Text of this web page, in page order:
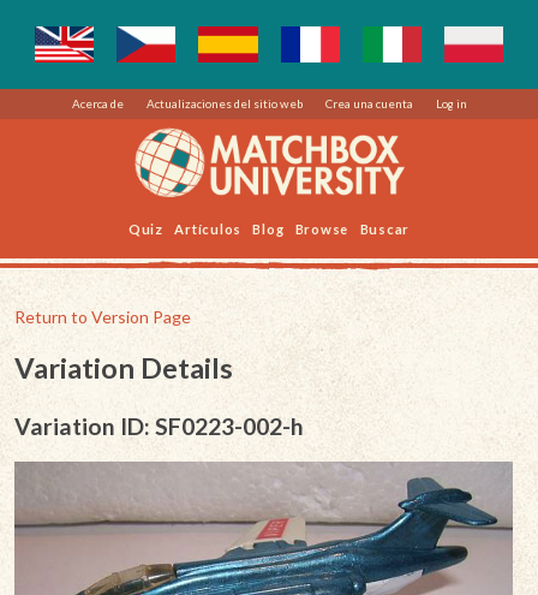
Acerca de Actualizaciones del sitio web Crea una cuenta Log in
Quiz Artículos Blog Browse Buscar
Return to Version Page
Variation Details
Variation ID: SF0223-002-h